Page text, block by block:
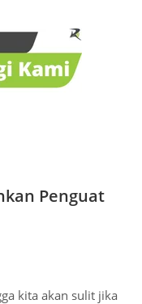
Penguat
kita akan sulit jika